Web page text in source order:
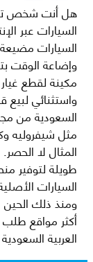
هل أنت شخص
السيارات عبر
السيارات
وإضاعة الوقت
مكينة لقطع
واستثنائي لبيع
السعودية من
مثل شيفروليه
طويلة لتوفير
السيارات
أكثر مواقع
العربية السعودية